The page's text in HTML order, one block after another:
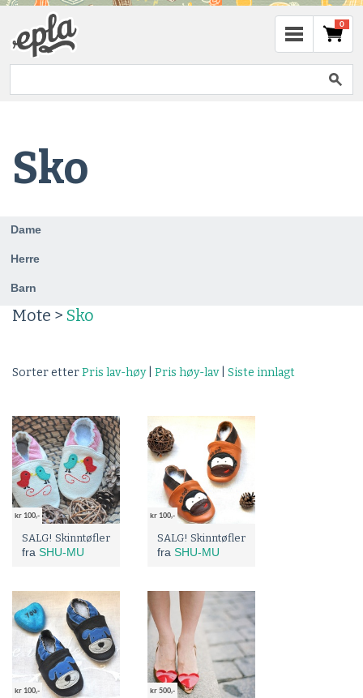
0
Sko
Dame
Herre
Barn
Mote > Sko
Sorter etterPris lav-høy| Pris høy-lav| Siste innlagt
kr 100,-
SALG! Skinntøfler
fra SHU-MU
kr 100,-
SALG! Skinntøfler
fra SHU-MU
kr 100,- kr 500,-